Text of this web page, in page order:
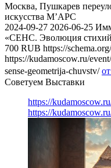
Москва, Пушкарев
искусства М’АРС
2024-09-27 2026-06-25
«СЕНС. Эволюция
700 RUB https://
https://kudamoscow.ru/
sense-geometrija-chuvstv/
Советуем Выставки
https://
https://